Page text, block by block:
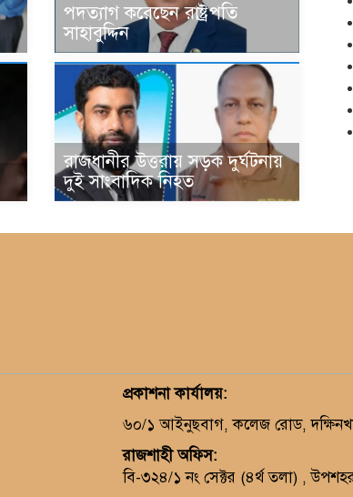
পদত্যাগ করেছেন রাষ্ট্রপতি
সাহাবুদ্দিন
রাজধানীর উত্তরায় সড়ক দুর্ঘটনায়
দুই সাংবাদিক নিহত
প্রকাশনা কার্যালয়:
৬০/১ আইনুছবাগ, কলেজ রোড,
রাজশাহী অফিস:
বি-৩২৪/১ নং সেক্টর (৪র্থ তলা) ,